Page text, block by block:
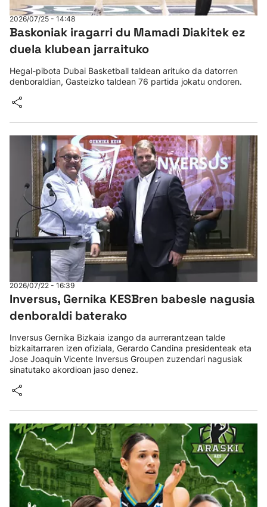
2026/07/25 - 14:48
Baskoniak iragarri du Mamadi Diakitek ez
duela klubean jarraituko
Hegal-pibota Dubai Basketball taldean arituko da datorren
denboraldian, Gasteizko taldean 76 partida jokatu ondoren.
2026/07/22 - 16:39
Inversus, Gernika KESBren babesle nagusia
denboraldi baterako
Inversus Gernika Bizkaia izango da aurrerantzean talde
bizkaitarraren izen ofiziala, Gerardo Candina presidenteak eta
Jose Joaquin Vicente Inversus Groupen zuzendari nagusiak
sinatutako akordioan jaso denez.